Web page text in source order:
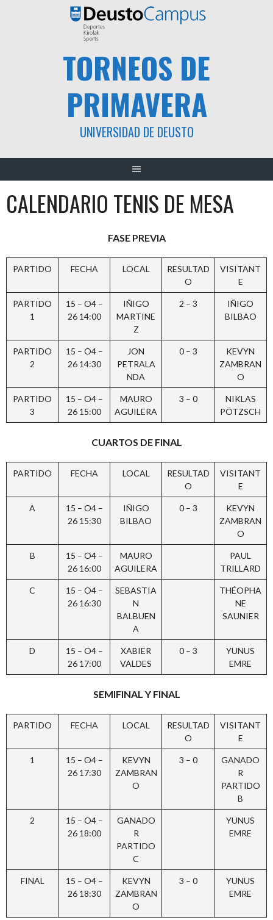
TORNEOS DE
PRIMAVERA
UNIVERSIDAD DE DEUSTO
CALENDARIO TENIS DE MESA
FASE PREVIA
PARTIDO FECHA LOCAL
RESULTAD
O
VISITANT
E
PARTIDO
1
15 – O4 –
26 14:00
IÑIGO
MARTINE
Z
2 – 3
IÑIGO
BILBAO
PARTIDO
2
15 – O4 –
26 14:30
JON
PETRALA
NDA
0 – 3
KEVYN
ZAMBRAN
O
PARTIDO
3
15 – O4 –
26 15:00
MAURO
AGUILERA
3 – 0
NIKLAS
PÖTZSCH
CUARTOS DE FINAL
PARTIDO FECHA LOCAL
RESULTAD
O
VISITANT
E
A
15 – O4 –
26 15:30
IÑIGO
BILBAO
0 – 3
KEVYN
ZAMBRAN
O
B
15 – O4 –
26 16:00
MAURO
AGUILERA
PAUL
TRILLARD
C
15 – O4 –
26 16:30
SEBASTIA
N
BALBUEN
A
THÉOPHA
NE
SAUNIER
D
15 – O4 –
26 17:00
XABIER
VALDES
0 – 3
YUNUS
EMRE
SEMIFINAL Y FINAL
PARTIDO FECHA LOCAL
RESULTAD
O
VISITANT
E
1
15 – O4 –
26 17:30
KEVYN
ZAMBRAN
O
3 – 0
GANADO
R
PARTIDO
B
2
15 – O4 –
26 18:00
GANADO
R
PARTIDO
C
YUNUS
EMRE
FINAL
15 – O4 –
26 18:30
KEVYN
ZAMBRAN
O
3 – 0
YUNUS
EMRE